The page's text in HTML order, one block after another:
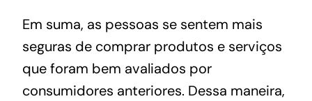
Em suma, as pessoas se sentem mais
seguras de comprar produtos e serviços
que foram bem avaliados por
consumidores anteriores. Dessa maneira,